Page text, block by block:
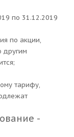
по 31.12.2019
по акции,
другим
тарифу,
-